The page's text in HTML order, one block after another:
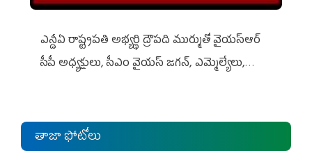
ఎన్డీఏ రాష్ట్ర‌ప‌తి అభ్య‌ర్థి ద్రౌప‌ది ముర్ముతో వైయ‌స్ఆర్
సీపీ అధ్య‌క్షులు, సీఎం వైయ‌స్ జ‌గ‌న్, ఎమ్మెల్యేలు,
తాజా ఫోటోలు